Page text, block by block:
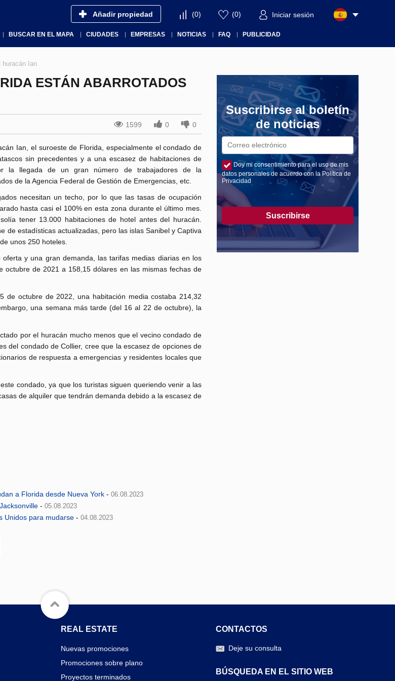
Añadir propiedad (0) (0) Iniciar sesión
BUSCAR EN EL MAPA CIUDADES EMPRESAS NOTICIAS FAQ PUBLICIDAD
huracán Ian
ESTÁN ABARROTADOS
1599 0 0
Ian, el suroeste de Florida, especialmente el condado de
sin precedentes y a una escasez de habitaciones de
la llegada de un gran número de trabajadores de la
de la Agencia Federal de Gestión de Emergencias, etc.
necesitan un techo, por lo que las tasas de ocupación
hasta casi el 100% en esta zona durante el último mes.
tener 13.000 habitaciones de hotel antes del huracán.
de estadísticas actualizadas, pero las islas Sanibel y Captiva
unos 250 hoteles.
oferta y una gran demanda, las tarifas medias diarias en los
de 2021 a 158,15 dólares en las mismas fechas de
de octubre de 2022, una habitación media costaba 214,32
una semana más tarde (del 16 al 22 de octubre), la
por el huracán mucho menos que el vecino condado de
del condado de Collier, cree que la escasez de opciones de
de respuesta a emergencias y residentes locales que
condado, ya que los turistas siguen queriendo venir a las
de alquiler que tendrán demanda debido a la escasez de
a Florida desde Nueva York - 06.08.2023
- 05.08.2023
Unidos para mudarse - 04.08.2023
Suscribirse al boletín
de noticias
Doy mi consentimiento para el uso de mis
datos personales de acuerdo con la Política de
Privacidad
Suscribirse
REAL ESTATE
Nuevas promociones
Promociones sobre plano
Proyectos terminados
CONTACTOS
Deje su consulta
BÚSQUEDA EN EL SITIO WEB